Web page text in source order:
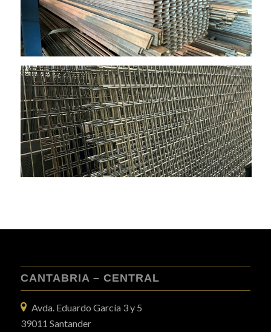
CANTABRIA – CENTRAL
Avda. Eduardo García 3 y 5
39011 Santander